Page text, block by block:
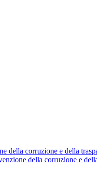
della corruzione e della
della corruzione e